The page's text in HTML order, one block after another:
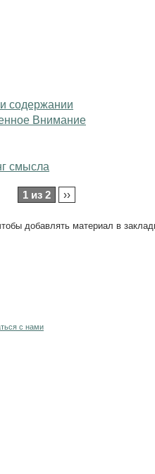
содержании
Внимание
смысла
1 из 2 ››
добавлять материал в
с нами